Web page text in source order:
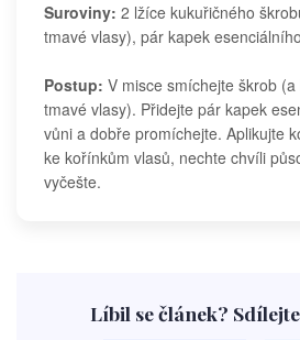
Suroviny: 2 lžíce kukuřičného
tmavé vlasy), pár kapek
Postup: V misce smíchejte škrob
tmavé vlasy). Přidejte pár kapek
vůni a dobře promíchejte. Aplikujte
ke kořínkům vlasů, nechte chvíli
vyčešte.
Líbil se článek?